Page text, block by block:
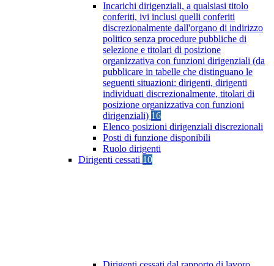
Incarichi dirigenziali, a qualsiasi titolo
conferiti, ivi inclusi quelli conferiti
discrezionalmente dall'organo di indirizzo
politico senza procedure pubbliche di
selezione e titolari di posizione
organizzativa con funzioni dirigenziali (da
pubblicare in tabelle che distinguano le
seguenti situazioni: dirigenti, dirigenti
individuati discrezionalmente, titolari di
posizione organizzativa con funzioni
dirigenziali) 16
Elenco posizioni dirigenziali discrezionali
Posti di funzione disponibili
Ruolo dirigenti
Dirigenti cessati 10